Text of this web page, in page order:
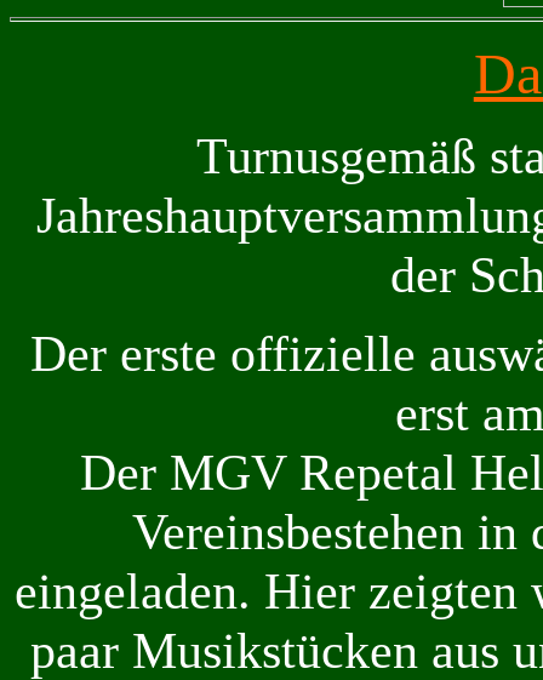
Turnusgemäß
der
Der erste offizielle
erst
Der MGV Repetal
Vereinsbestehen
eingeladen. Hier zeigten
paar Musikstücken aus